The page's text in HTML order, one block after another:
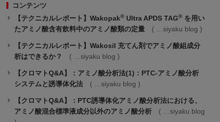
コンテンツ
【テクニカルレポート】Wakopak® Ultra APDS TAG® を用い
たアミノ酸含有飲料中のアミノ酸類の定量
siyaku blog
【テクニカルレポート】Wakosil 充てん剤でアミノ酸組成分
析はできるか？
siyaku blog
【クロマトQ&A】：アミノ酸分析法(1)：PTC-アミノ酸分析
システムと誘導体化法
siyaku blog
【クロマトQ&A】：PTC誘導体化アミノ酸分析法における、
アミノ酸混合標準液成分以外のアミノ酸分析
siyaku blog